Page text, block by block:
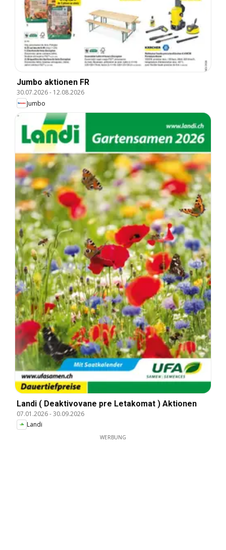
Jumbo aktionen FR
30.07.2026- 12.08.2026
Jumbo
Landi ( Deaktivovane pre Letakomat ) Aktionen
07.01.2026-30.09.2026
Landi
WERBUNG